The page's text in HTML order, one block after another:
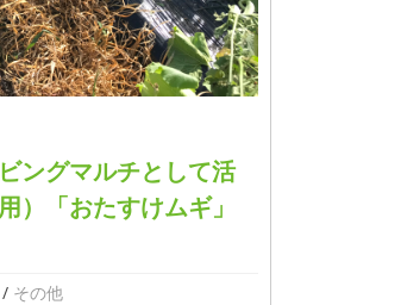
ングマルチとして活
）「おたすけムギ」
/ その他